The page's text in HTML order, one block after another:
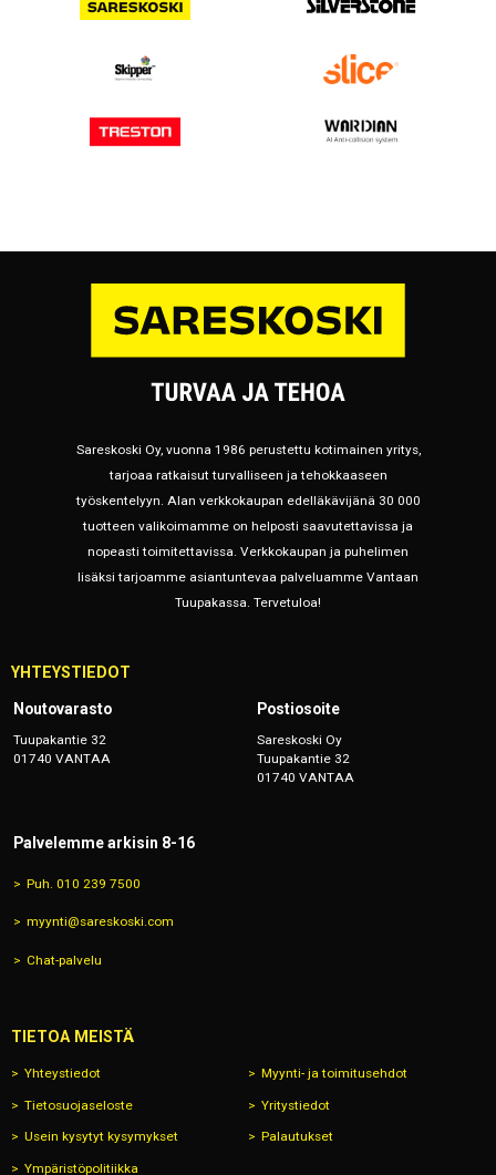
Sareskoski Oy, vuonna 1986 perustettu kotimainen yritys,
tarjoaa ratkaisut turvalliseen ja tehokkaaseen
työskentelyyn. Alan verkkokaupan edelläkävijänä 30 000
tuotteen valikoimamme on helposti saavutettavissa ja
nopeasti toimitettavissa. Verkkokaupan ja puhelimen
lisäksi tarjoamme asiantuntevaa palveluamme Vantaan
Tuupakassa. Tervetuloa!
YHTEYSTIEDOT
Noutovarasto
Tuupakantie 32
01740 VANTAA
Postiosoite
Sareskoski Oy
Tuupakantie 32
01740 VANTAA
Palvelemme arkisin 8-16
Puh. 010 239 7500
myynti@sareskoski.com
Chat-palvelu
TIETOA MEISTÄ
Yhteystiedot Myynti- ja toimitusehdot
Tietosuojaseloste Yritystiedot
Usein kysytyt kysymykset Palautukset
Ympäristöpolitiikka